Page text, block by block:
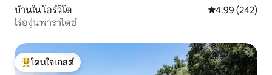
บ้านใน โอร์วิโต คะแนนเฉลี่ย
4.99 (242)
ไร่องุ่นพาราไดซ์
โดนใจเกสต์ที่สุด
โดนใจเกสต์